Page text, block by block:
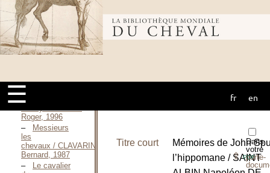
Bibliothèque
mondiale du
cheval
☰ fr en
Le dernier
salut de
l’amazone / CHAUVY
Véronique, 2020
The One
They Could
of
Roger, 1996
Messieurs
les
chevaux / CLAVARINE
Bernard, 1987
Le cavalier
Dans
votre
porte-
⇪PDF
Titre court
Mémoires de John
l’hippomane / SAINT